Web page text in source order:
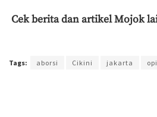
Cek berita dan artikel Mojok
Tags: aborsi Cikini jakarta